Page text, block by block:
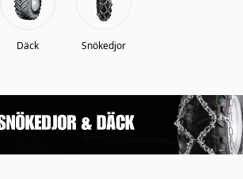
Däck Snökedjor